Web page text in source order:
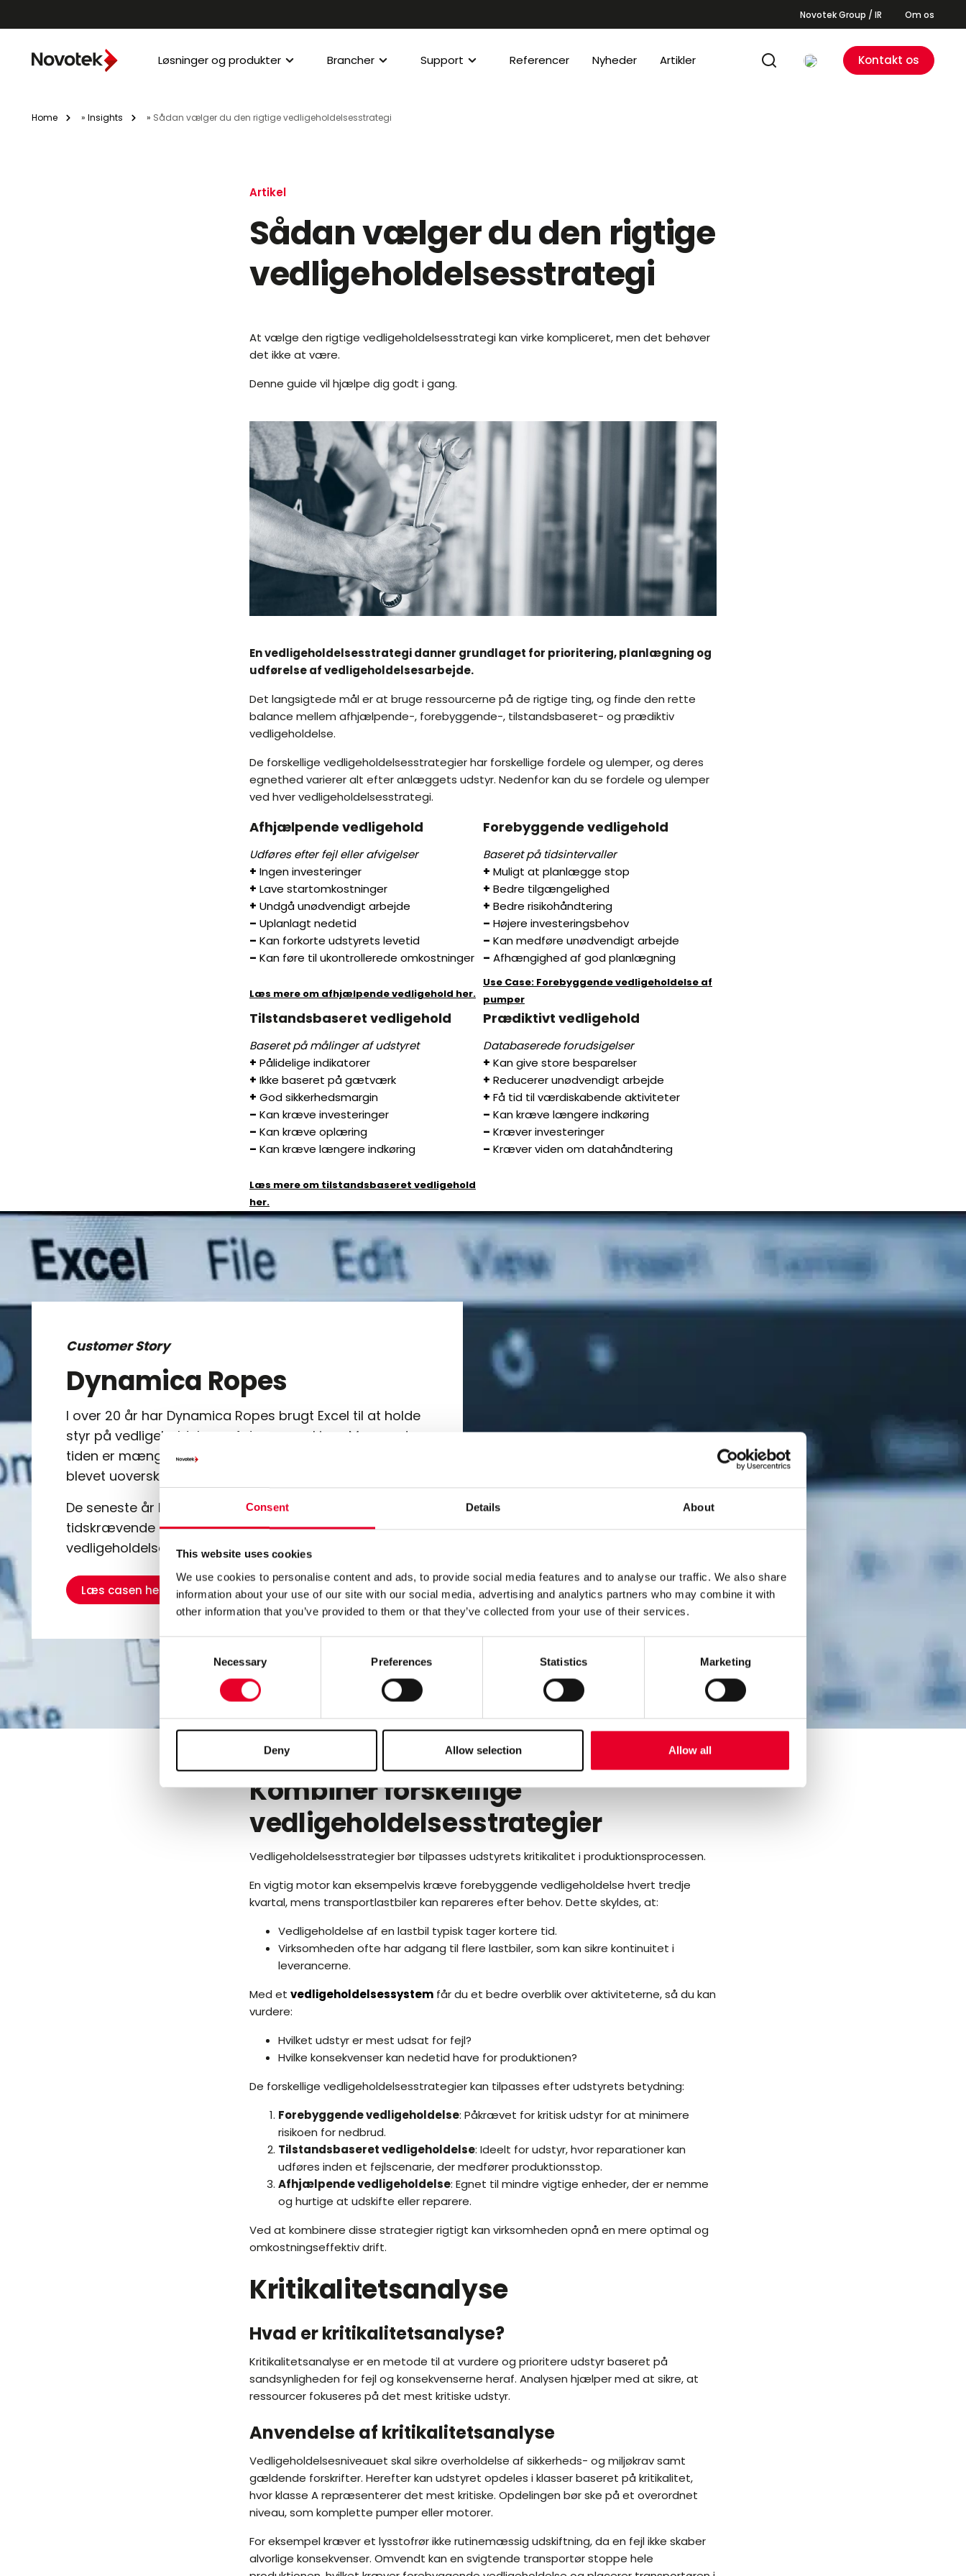
Consent Details About
This website uses cookies
We use cookies to personalise content and ads, to provide social media features and to analyse our traffic. We also share
information about your use of our site with our social media, advertising and analytics partners who may combine it with
other information that you’ve provided to them or that they’ve collected from your use of their services.
Consent
Selection
Necessary Preferences Statistics Marketing
Deny Allow selection Allow all
Novotek Group / IR Om os
Løsninger og produkter Brancher Support Referencer Nyheder Artikler Kontakt os
Home » Insights » Sådan vælger du den rigtige vedligeholdelsesstrategi
Artikel
Sådan vælger du den rigtige
vedligeholdelsesstrategi
At vælge den rigtige vedligeholdelsesstrategi kan virke kompliceret, men det behøver
det ikke at være.
Denne guide vil hjælpe dig godt i gang.
En vedligeholdelsesstrategi danner grundlaget for prioritering, planlægning og
udførelse af vedligeholdelsesarbejde.
Det langsigtede mål er at bruge ressourcerne på de rigtige ting, og finde den rette
balance mellem afhjælpende-, forebyggende-, tilstandsbaseret- og prædiktiv
vedligeholdelse.
De forskellige vedligeholdelsesstrategier har forskellige fordele og ulemper, og deres
egnethed varierer alt efter anlæggets udstyr. Nedenfor kan du se fordele og ulemper
ved hver vedligeholdelsesstrategi.
Afhjælpende vedligehold
Udføres efter fejl eller afvigelser
+ Ingen investeringer
+ Lave startomkostninger
+ Undgå unødvendigt arbejde
– Uplanlagt nedetid
– Kan forkorte udstyrets levetid
– Kan føre til ukontrollerede omkostninger
Læs mere om afhjælpende vedligehold her.
Forebyggende vedligehold
Baseret på tidsintervaller
+ Muligt at planlægge stop
+ Bedre tilgængelighed
+ Bedre risikohåndtering
– Højere investeringsbehov
– Kan medføre unødvendigt arbejde
– Afhængighed af god planlægning
Use Case: Forebyggende vedligeholdelse af
pumper
Tilstandsbaseret vedligehold
Baseret på målinger af udstyret
+ Pålidelige indikatorer
+ Ikke baseret på gætværk
+ God sikkerhedsmargin
– Kan kræve investeringer
– Kan kræve oplæring
– Kan kræve længere indkøring
Læs mere om tilstandsbaseret vedligehold
her.
Prædiktivt vedligehold
Databaserede forudsigelser
+ Kan give store besparelser
+ Reducerer unødvendigt arbejde
+ Få tid til værdiskabende aktiviteter
– Kan kræve længere indkøring
– Kræver investeringer
– Kræver viden om datahåndtering
Customer Story
Dynamica Ropes
I over 20 år har Dynamica Ropes brugt Excel til at holde
styr på vedligeholdelsen af deres maskiner. Men med
tiden er mængden af data vokset så meget, at det er
blevet uoverskueligt.
De seneste år har virksomheden oplevet, at det er både
tidskrævende og ressourcekrævende at administrere
vedligeholdelsesarbejdet i Excel.
Læs casen her
Kombiner forskellige
vedligeholdelsesstrategier
Vedligeholdelsesstrategier bør tilpasses udstyrets kritikalitet i produktionsprocessen.
En vigtig motor kan eksempelvis kræve forebyggende vedligeholdelse hvert tredje
kvartal, mens transportlastbiler kan repareres efter behov. Dette skyldes, at:
Vedligeholdelse af en lastbil typisk tager kortere tid.
Virksomheden ofte har adgang til flere lastbiler, som kan sikre kontinuitet i
leverancerne.
Med et vedligeholdelsessystem får du et bedre overblik over aktiviteterne, så du kan
vurdere:
Hvilket udstyr er mest udsat for fejl?
Hvilke konsekvenser kan nedetid have for produktionen?
De forskellige vedligeholdelsesstrategier kan tilpasses efter udstyrets betydning:
Forebyggende vedligeholdelse: Påkrævet for kritisk udstyr for at minimere
risikoen for nedbrud.
Tilstandsbaseret vedligeholdelse: Ideelt for udstyr, hvor reparationer kan
udføres inden et fejlscenarie, der medfører produktionsstop.
Afhjælpende vedligeholdelse: Egnet til mindre vigtige enheder, der er nemme
og hurtige at udskifte eller reparere.
Ved at kombinere disse strategier rigtigt kan virksomheden opnå en mere optimal og
omkostningseffektiv drift.
Kritikalitetsanalyse
Hvad er kritikalitetsanalyse?
Kritikalitetsanalyse er en metode til at vurdere og prioritere udstyr baseret på
sandsynligheden for fejl og konsekvenserne heraf. Analysen hjælper med at sikre, at
ressourcer fokuseres på det mest kritiske udstyr.
Anvendelse af kritikalitetsanalyse
Vedligeholdelsesniveauet skal sikre overholdelse af sikkerheds- og miljøkrav samt
gældende forskrifter. Herefter kan udstyret opdeles i klasser baseret på kritikalitet,
hvor klasse A repræsenterer det mest kritiske. Opdelingen bør ske på et overordnet
niveau, som komplette pumper eller motorer.
For eksempel kræver et lysstofrør ikke rutinemæssig udskiftning, da en fejl ikke skaber
alvorlige konsekvenser. Omvendt kan en svigtende transportør stoppe hele